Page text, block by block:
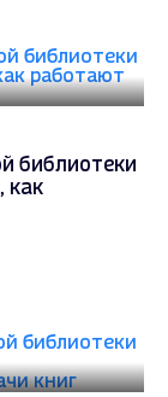
библиотеки
как